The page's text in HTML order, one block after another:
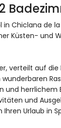
Chiclana de la
Küsten- und
verteilt auf
herrlichem
und
Urlaub in